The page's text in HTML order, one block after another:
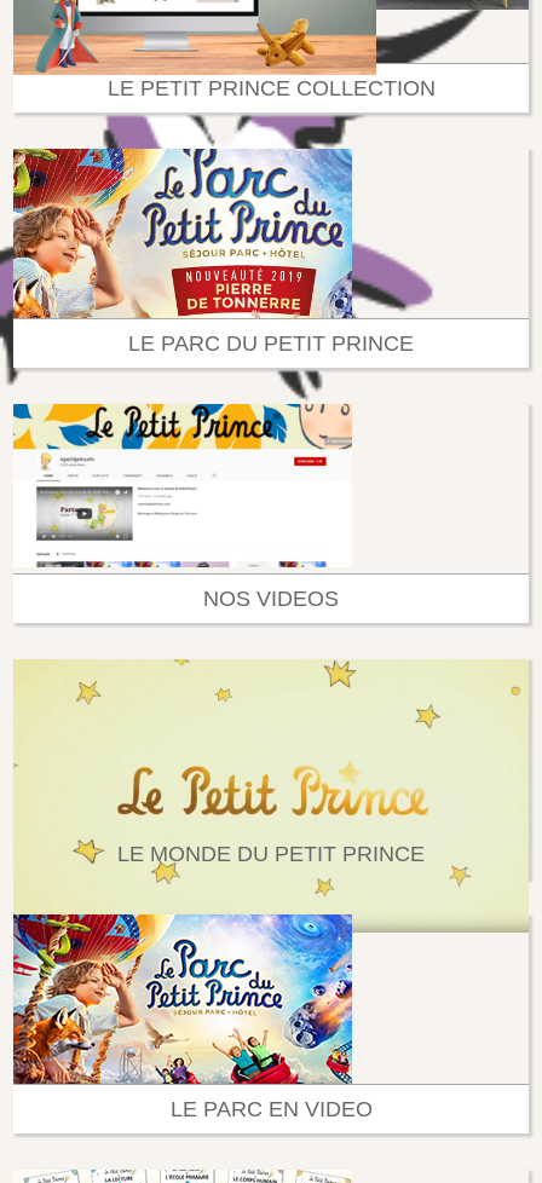
LE PETIT PRINCE COLLECTION
LE PARC DU PETIT PRINCE
NOS VIDEOS
LE MONDE DU PETIT PRINCE
LE PARC EN VIDEO